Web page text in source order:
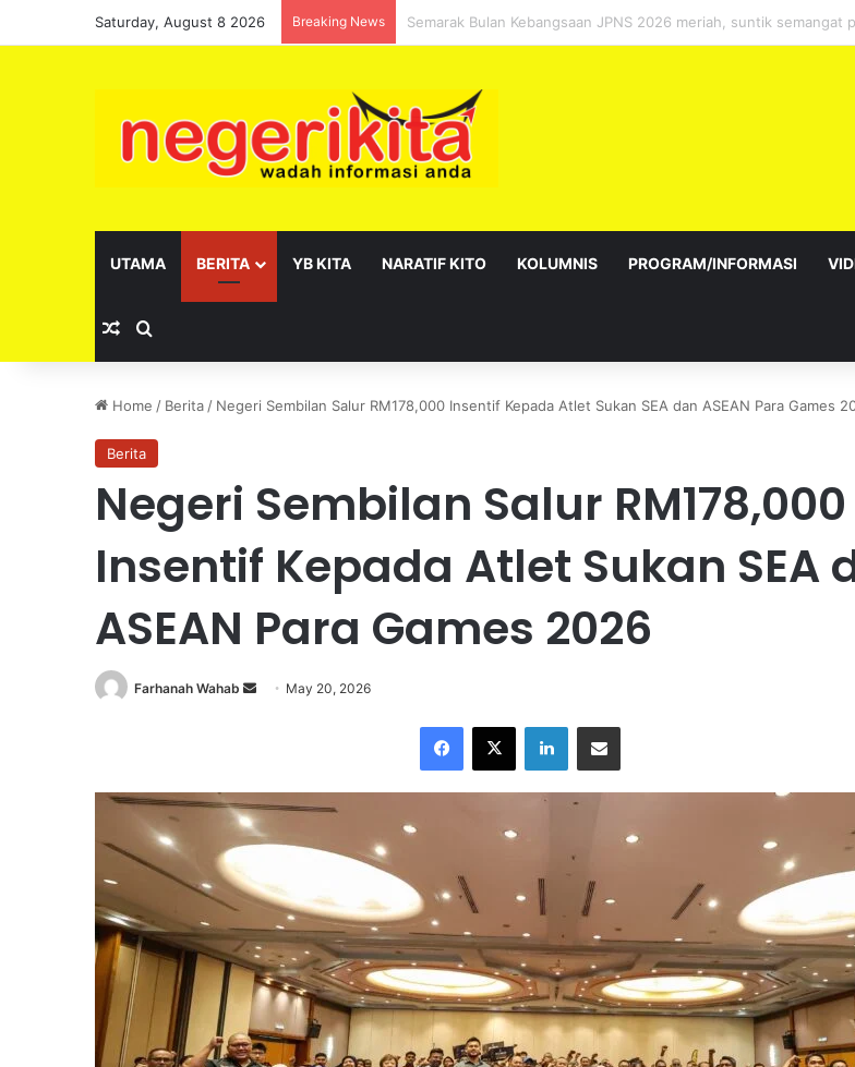
Saturday, August 8 2026 Breaking News Pelantikan sebagai Exco satu amanah besar – Siow Kong Choon
UTAMA BERITA YB KITA NARATIF KITO KOLUMNIS PROGRAM/INFORMASI
Random Article
Home / Berita / Negeri Sembilan Salur RM178,000 Insentif Kepada Atlet Sukan SEA dan ASEAN Para Games
Berita
Negeri Sembilan Salur RM178,000
Insentif Kepada Atlet Sukan SEA
ASEAN Para Games 2026
Farhanah Wahab
a
n
e
a
l
May 20, 2026